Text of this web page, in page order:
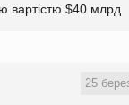
вартістю $40 млрд
25